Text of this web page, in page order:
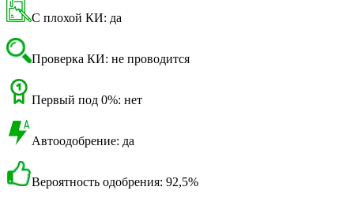
С плохой КИ: да
Проверка КИ: не проводится
Первый под 0%: нет
Автоодобрение: да
Вероятность одобрения: 92,5%